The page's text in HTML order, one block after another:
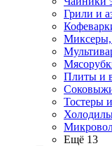
Грили и
Миксеры,
Плиты и
Тостеры
Ещё 13